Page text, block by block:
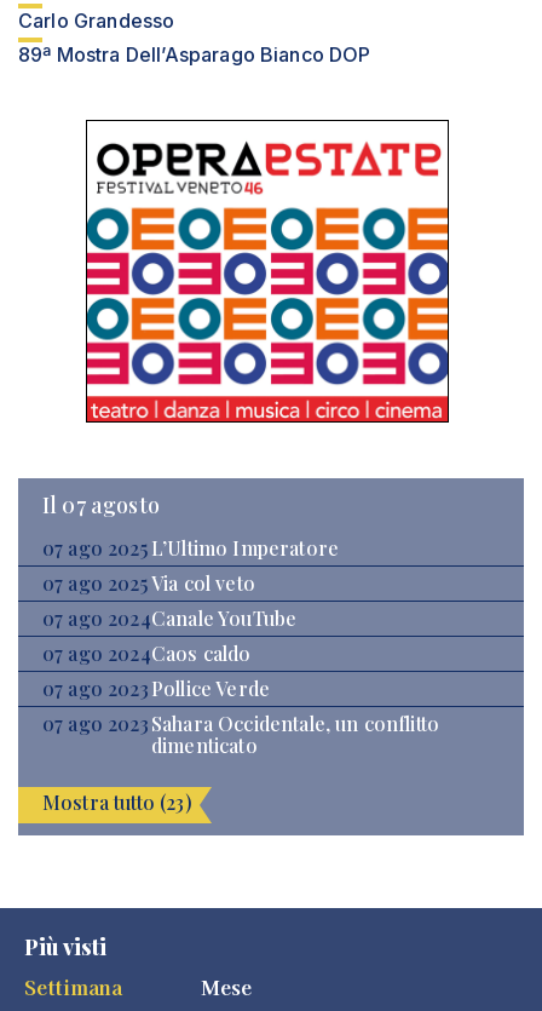
Carlo Grandesso
89ª Mostra Dell’Asparago Bianco DOP
Il 07 agosto
07 ago 2025 L’Ultimo Imperatore
07 ago 2025Via col veto
07 ago 2024Canale YouTube
07 ago 2024Caos caldo
07 ago 2023Pollice Verde
07 ago 2023Sahara Occidentale, un conflitto
dimenticato
Mostra tutto (23)
Più visti
Settimana
Mese